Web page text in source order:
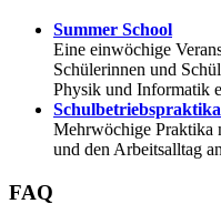
Summer School
Eine einwöchige
Schülerinnen und
Physik und Informatik
Schulbetriebspraktika
Mehrwöchige Praktika
und den Arbeitsalltag
FAQ